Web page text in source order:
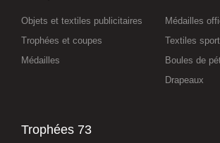
Objets et textiles publicitaires
Trophées et coupes
Médailles
Médailles
Textiles
Boules de
Drapeaux
Trophées 73